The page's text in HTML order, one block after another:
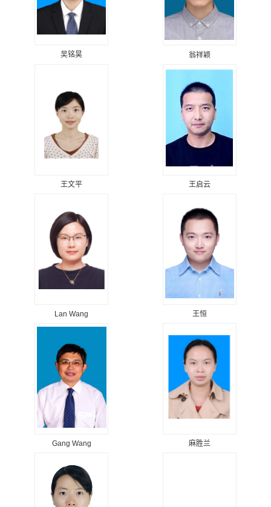
吴铭昊 翁祥颖
王文平 王启云
Lan Wang 王恒
Gang Wang 麻胜兰